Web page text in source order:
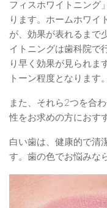
フィスホワイトニング
ります。ホームホワイ
が、効果が表れるまで
イトニングは歯科院で
り早く効果が見られま
トーン程度となります。
また、それら2つを合
性をお求めの方におす
白い歯は、健康的で清
す。歯の色でお悩みな